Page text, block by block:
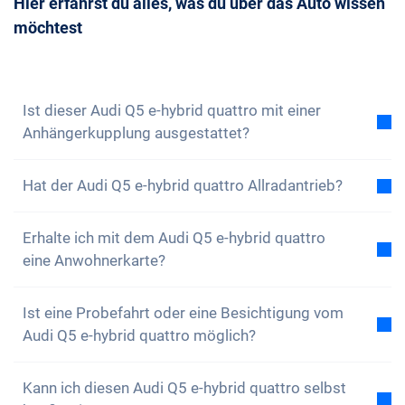
zu buchen.
kannst du uns immerkontaktierenund einen
Beratungstermin mit uns vereinbaren. Wir
möchtest
Ist dieser Audi Q5 e-hybrid quattro mit einer
Anhängerkupplung ausgestattet?
hybrid quattro mit einer Anhängerkupplung
Hat der Audi Q5 e-hybrid quattro Allradantrieb?
wirst keine Probleme haben, auf unwegsamen
Gelände zu fahren.
Erhalte ich mit dem Audi Q5 e-hybrid quattro
eine Anwohnerkarte?
Wohnkanton eingelöst. Daher ist es kein Problem
eine Anwohnerkarte zu erhalten.
Ist eine Probefahrt oder eine Besichtigung vom
Audi Q5 e-hybrid quattro möglich?
anschauen und Probe fahren. Je nach Modell kann
Kann ich diesen Audi Q5 e-hybrid quattro selbst